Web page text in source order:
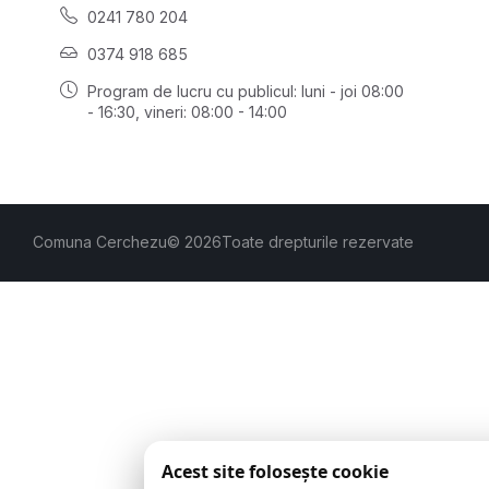
0241 780 204
0374 918 685
Program de lucru cu publicul: luni - joi 08:00
- 16:30 , vineri: 08:00 - 14:00
Comuna Cerchezu© 2026Toate drepturile rezervate
Acest site folosește cookie